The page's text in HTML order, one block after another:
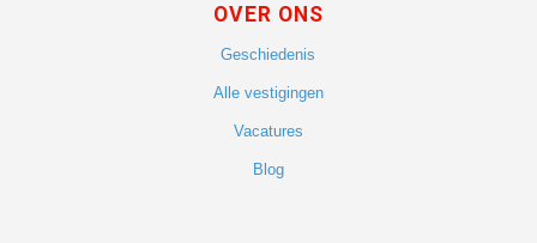
OVER ONS
Geschiedenis
Alle vestigingen
Vacatures
Blog